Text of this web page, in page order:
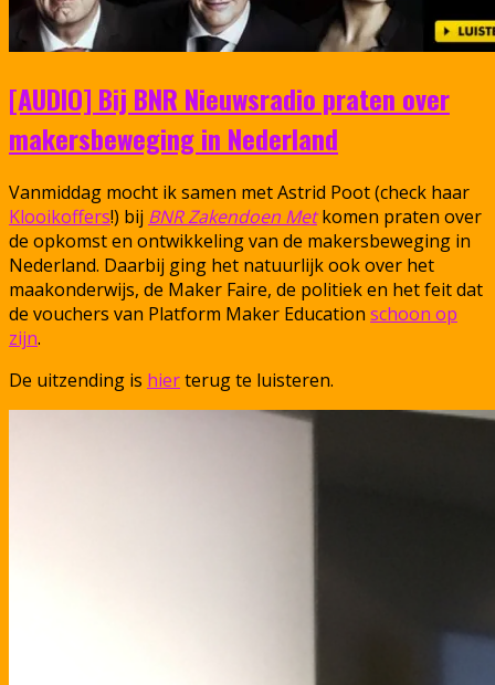
[AUDIO] Bij BNR Nieuwsradio praten over
makersbeweging in Nederland
Vanmiddag mocht ik samen met Astrid Poot (check haar
Klooikoffers!) bij BNR Zakendoen Metkomen praten over
de opkomst en ontwikkeling van de makersbeweging in
Nederland. Daarbij ging het natuurlijk ook over het
maakonderwijs, de Maker Faire, de politiek en het feit dat
de vouchers van Platform Maker Education schoon op
zijn.
De uitzending is hierterug te luisteren.